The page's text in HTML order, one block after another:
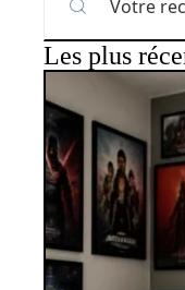
Les plus